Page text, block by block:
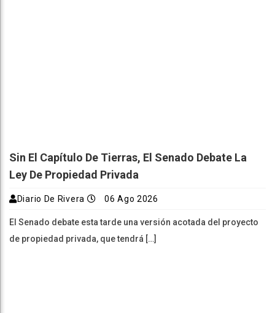
Sin El Capítulo De Tierras, El Senado Debate La
Ley De Propiedad Privada
Diario De Rivera 06 Ago 2026
El Senado debate esta tarde una versión acotada del proyecto
de propiedad privada, que tendrá […]